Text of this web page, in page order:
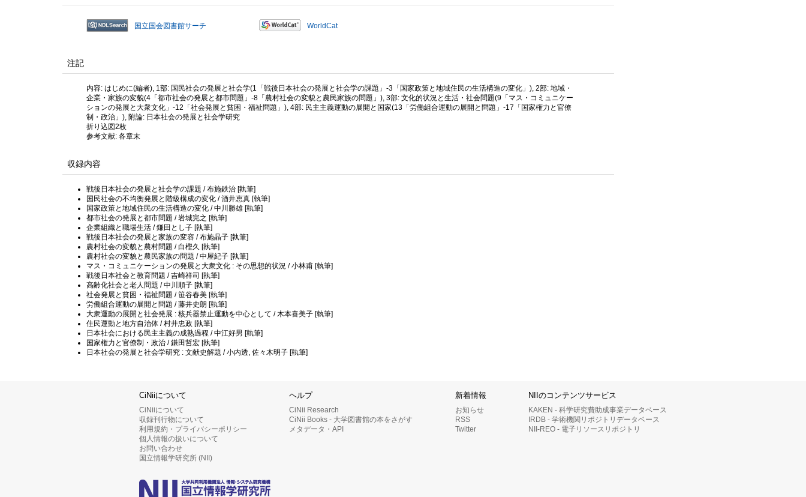
国立国会図書館サーチ WorldCat
注記
内容: はじめに(編者), 1部: 国民社会の発展と社会学(1「戦後日本社会の発展と社会学の課題」-3「国家政策と地域住民の生活構造の変化」), 2部: 地域・
企業・家族の変貌(4「都市社会の発展と都市問題」-8「農村社会の変貌と農民家族の問題」), 3部: 文化的状況と生活・社会問題(9「マス・コミュニケー
ションの発展と大衆文化」-12「社会発展と貧困・福祉問題」), 4部: 民主主義運動の展開と国家(13「労働組合運動の展開と問題」-17「国家権力と官僚
制・政治」), 附論: 日本社会の発展と社会学研究
折り込図2枚
参考文献: 各章末
収録内容
戦後日本社会の発展と社会学の課題 / 布施鉄治 [執筆]
国民社会の不均衡発展と階級構成の変化 / 酒井恵真 [執筆]
国家政策と地域住民の生活構造の変化 / 中川勝雄 [執筆]
都市社会の発展と都市問題 / 岩城完之 [執筆]
企業組織と職場生活 / 鎌田とし子 [執筆]
戦後日本社会の発展と家族の変容 / 布施晶子 [執筆]
農村社会の変貌と農村問題 / 白樫久 [執筆]
農村社会の変貌と農民家族の問題 / 中屋紀子 [執筆]
マス・コミュニケーションの発展と大衆文化 : その思想的状況 / 小林甫 [執筆]
戦後日本社会と教育問題 / 吉崎祥司 [執筆]
高齢化社会と老人問題 / 中川順子 [執筆]
社会発展と貧困・福祉問題 / 笹谷春美 [執筆]
労働組合運動の展開と問題 / 藤井史朗 [執筆]
大衆運動の展開と社会発展 : 核兵器禁止運動を中心として / 木本喜美子 [執筆]
住民運動と地方自治体 / 村井忠政 [執筆]
日本社会における民主主義の成熟過程 / 中江好男 [執筆]
国家権力と官僚制・政治 / 鎌田哲宏 [執筆]
日本社会の発展と社会学研究 : 文献史解題 / 小内透, 佐々木明子 [執筆]
CiNiiについて
CiNiiについて
収録刊行物について
利用規約・プライバシーポリシー
個人情報の扱いについて
お問い合わせ
国立情報学研究所 (NII)
ヘルプ
CiNii Research
CiNii Books - 大学図書館の本をさがす
メタデータ・API
新着情報
お知らせ
RSS
Twitter
NIIのコンテンツサービス
KAKEN - 科学研究費助成事業データベース
IRDB - 学術機関リポジトリデータベース
NII-REO - 電子リソースリポジトリ